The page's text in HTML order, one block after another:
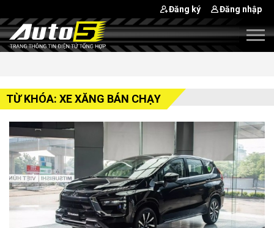
Đăng ký Đăng nhập
TỪ KHÓA: XE XĂNG BÁN CHẠY